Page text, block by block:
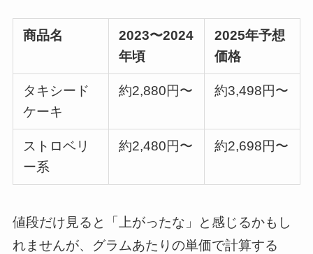
商品名
2023〜2024
年頃
2025年予想
価格
タキシード
ケーキ
約2,880円〜 約3,498円〜
ストロベリ
ー系
約2,480円〜 約2,698円〜
値段だけ見ると「上がったな」と感じるかもし
れませんが、グラムあたりの単価で計算する